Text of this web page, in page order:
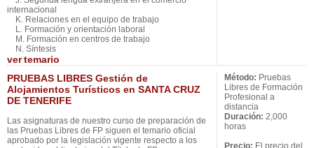
internacional
K. Relaciones en el equipo de trabajo
L. Formación y orientación laboral
M. Formación en centros de trabajo
N. Síntesis
vertemario
PRUEBAS LIBRES Gestión de
Alojamientos Turísticos en SANTA CRUZ
DE TENERIFE
Las asignaturas de nuestro curso de preparación de
las Pruebas Libres de FP siguen el temario oficial
aprobado por la legislación vigente respecto a los
Método: Pruebas
Libres de Formación
Profesional a
distancia
Duración: 2,000
horas
Precio: El precio del